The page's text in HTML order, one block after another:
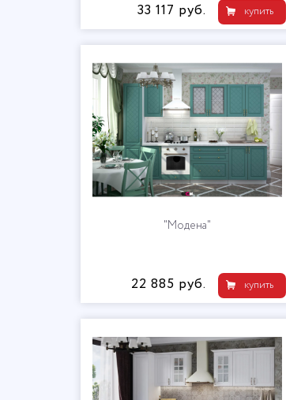
купить
33 117 руб.
"Модена"
купить
22 885 руб.